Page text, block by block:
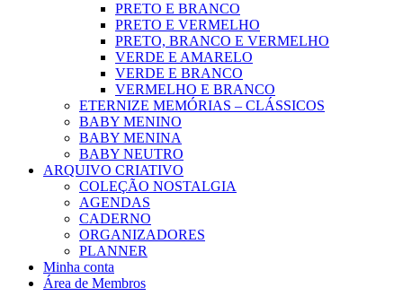
PRETO E BRANCO
PRETO E VERMELHO
PRETO, BRANCO E VERMELHO
VERDE E AMARELO
VERDE E BRANCO
VERMELHO E BRANCO
ETERNIZE MEMÓRIAS – CLÁSSICOS
BABY MENINO
BABY MENINA
BABY NEUTRO
ARQUIVO CRIATIVO
COLEÇÃO NOSTALGIA
AGENDAS
CADERNO
ORGANIZADORES
PLANNER
Minha conta
Área de Membros